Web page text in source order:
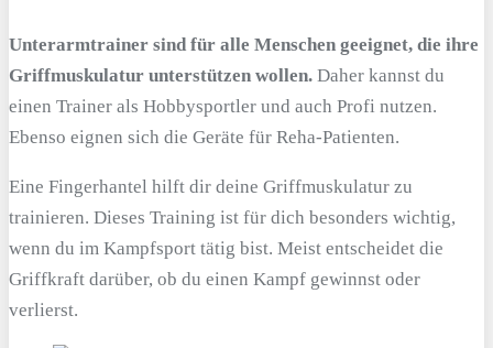
Unterarmtrainer sind für alle Menschen geeignet, die ihre
Griffmuskulatur unterstützen wollen. Daher kannst du
einen Trainer als Hobbysportler und auch Profi nutzen.
Ebenso eignen sich die Geräte für Reha-Patienten.
Eine Fingerhantel hilft dir deine Griffmuskulatur zu
trainieren. Dieses Training ist für dich besonders wichtig,
wenn du im Kampfsport tätig bist. Meist entscheidet die
Griffkraft darüber, ob du einen Kampf gewinnst oder
verlierst.